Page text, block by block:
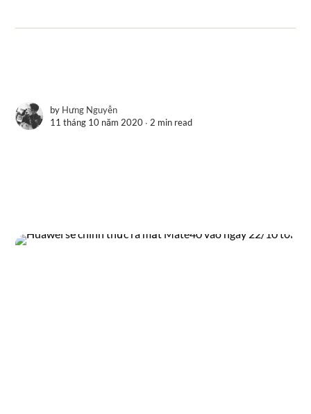
by Hưng Nguyễn
11 tháng 10 năm 2020 ∙ 2 min read